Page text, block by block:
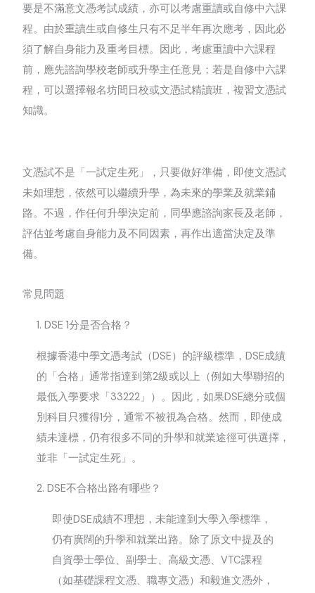
要是不滿意文憑考試成績，亦可以考慮重讀或自修中六課
程。由於重讀生或自修生只有不足半年再次應考，因此必
須了解自身能力及重考目標。因此，考慮重讀中六課程
前，應先諮詢學校老師或升學主任意見；若是自修中六課
程，可以選擇報名坊間日校或文憑試精讀班，複習文憑試
知識。
文憑試不是「一試定生死」，只要做好準備，即使文憑試
未如理想，依然可以繼續升學，為未來的學業及就業鋪
路。不過，作任何升學決定前，同學應諮詢家長及老師，
評估並考慮自身能力及不同因素，再作出適當決定及準
備。
常見問題
1.DSE 1分是否合格？
根據香港中學文憑考試（DSE）的評級標準，DSE成績
的「合格」通常指達到第2級或以上（例如大學聯招的
最低入學要求「33222」）。因此，如果DSE總分或個
別科目只獲得1分，通常不被視為合格。然而，即使成
績未達標，仍有很多不同的升學和就業途徑可供選擇，
並非「一試定生死」。
2.DSE不合格出路有哪些？
即使DSE成績不理想，未能達到大學入學標準，
仍有廣闊的升學和就業出路。除了原文中提及的
自資學士學位、副學士、高級文憑、VTC課程
（如基礎課程文憑、職專文憑）和毅進文憑外，